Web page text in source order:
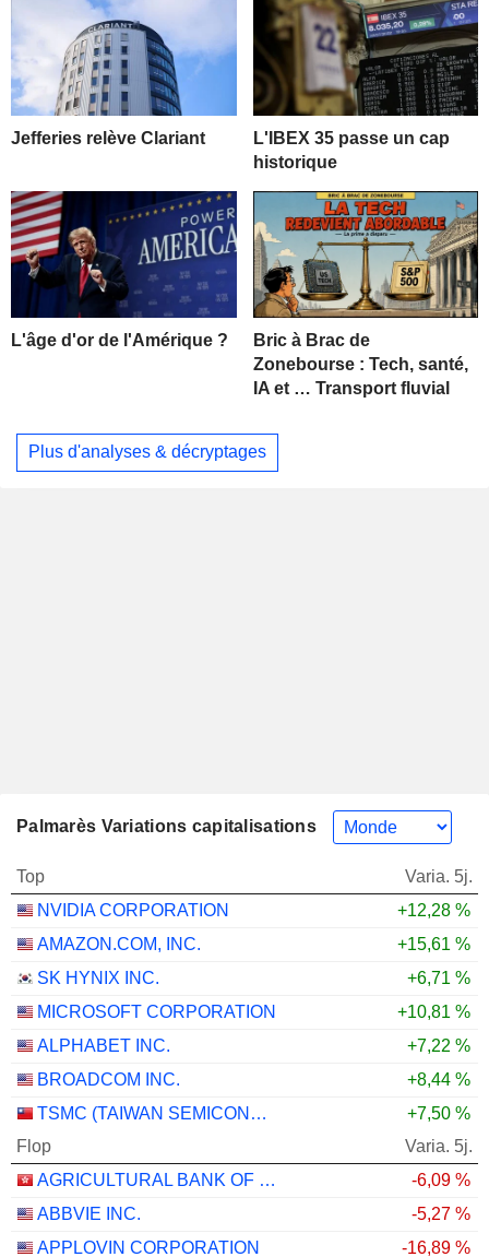
Jefferies relève Clariant
L'IBEX 35 passe un cap
historique
L'âge d'or de l'Amérique ?
Bric à Brac de
Zonebourse : Tech, santé,
IA et … Transport fluvial
Plus d'analyses & décryptages
Palmarès Variations capitalisations
Top
Varia. 5j.
NVIDIA CORPORATION
+12,28 %
AMAZON.COM, INC.
+15,61 %
SK HYNIX INC.
+6,71 %
MICROSOFT CORPORATION
+10,81 %
ALPHABET INC.
+7,22 %
BROADCOM INC.
+8,44 %
TSMC (TAIWAN SEMICONDUCTOR MANUFACTURING COMPANY)
+7,50 %
Flop
Varia. 5j.
AGRICULTURAL BANK OF CHINA LIMITED
-6,09 %
ABBVIE INC.
-5,27 %
APPLOVIN CORPORATION
-16,89 %